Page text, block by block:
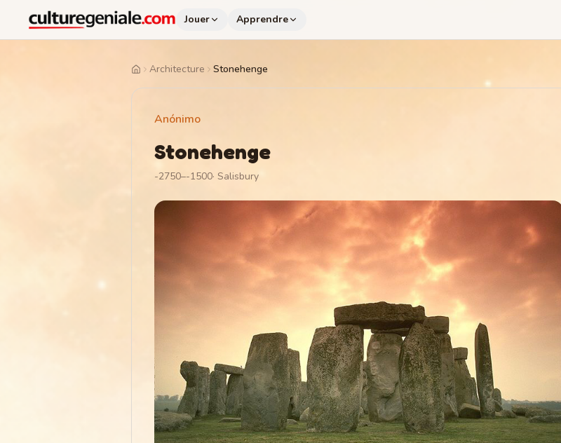
Jouer Apprendre
HomeArchitecture Stonehenge
Anónimo
Stonehenge
-2750–-1500· Salisbury